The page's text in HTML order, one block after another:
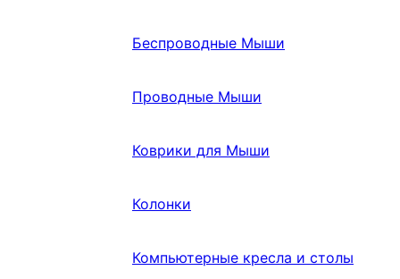
Беспроводные Мыши
Проводные Мыши
Коврики для Мыши
Колонки
Компьютерные кресла и столы